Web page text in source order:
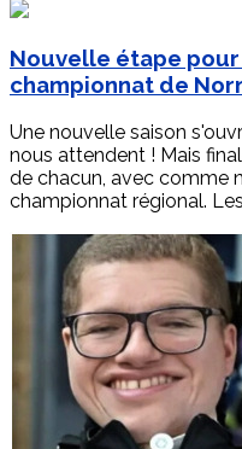
Nouvelle étape
championnat de
Une nouvelle saison
nous attendent ! Mais
de chacun, avec comme
championnat régional.